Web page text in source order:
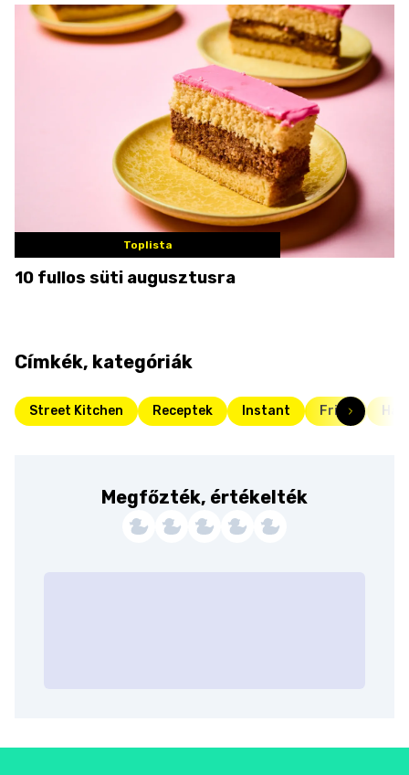
Toplista
10 fullos süti augusztusra
Címkék, kategóriák
Street Kitchen Receptek Instant Friss
Megfőzték, értékelték